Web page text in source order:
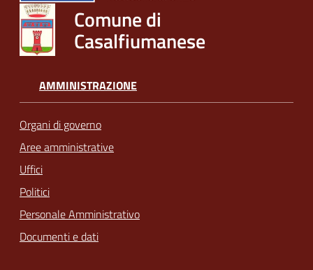
Comune di
Casalfiumanese
AMMINISTRAZIONE
Organi di governo
Aree amministrative
Uffici
Politici
Personale Amministrativo
Documenti e dati